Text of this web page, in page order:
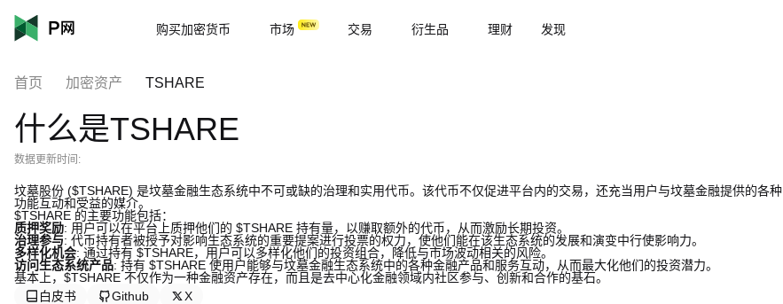
购买加密货币 市场 交易 衍生品 理财 发现
首页 加密资产 TSHARE
什么是TSHARE
数据更新时间:
坟墓股份 ($TSHARE) 是坟墓金融生态系统中不可或缺的治理和实用代币。该代币不仅促进平台内的交易，还充当用户与坟墓金融提供的各种
功能互动和受益的媒介。
$TSHARE 的主要功能包括：
质押奖励: 用户可以在平台上质押他们的 $TSHARE 持有量，以赚取额外的代币，从而激励长期投资。
治理参与: 代币持有者被授予对影响生态系统的重要提案进行投票的权力，使他们能在该生态系统的发展和演变中行使影响力。
多样化机会: 通过持有 $TSHARE，用户可以多样化他们的投资组合，降低与市场波动相关的风险。
访问生态系统产品: 持有 $TSHARE 使用户能够与坟墓金融生态系统中的各种金融产品和服务互动，从而最大化他们的投资潜力。
基本上，$TSHARE 不仅作为一种金融资产存在，而且是去中心化金融领域内社区参与、创新和合作的基石。
白皮书
Github X